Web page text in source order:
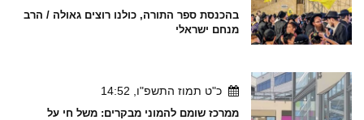
בהכנסת ספר התורה, כולנו רוצים גאולה / הרב
מנחם ישראלי
כ"ט תמוז התשפ"ו, 14:52
ממרכז שומם להמוני מבקרים: משל חי על